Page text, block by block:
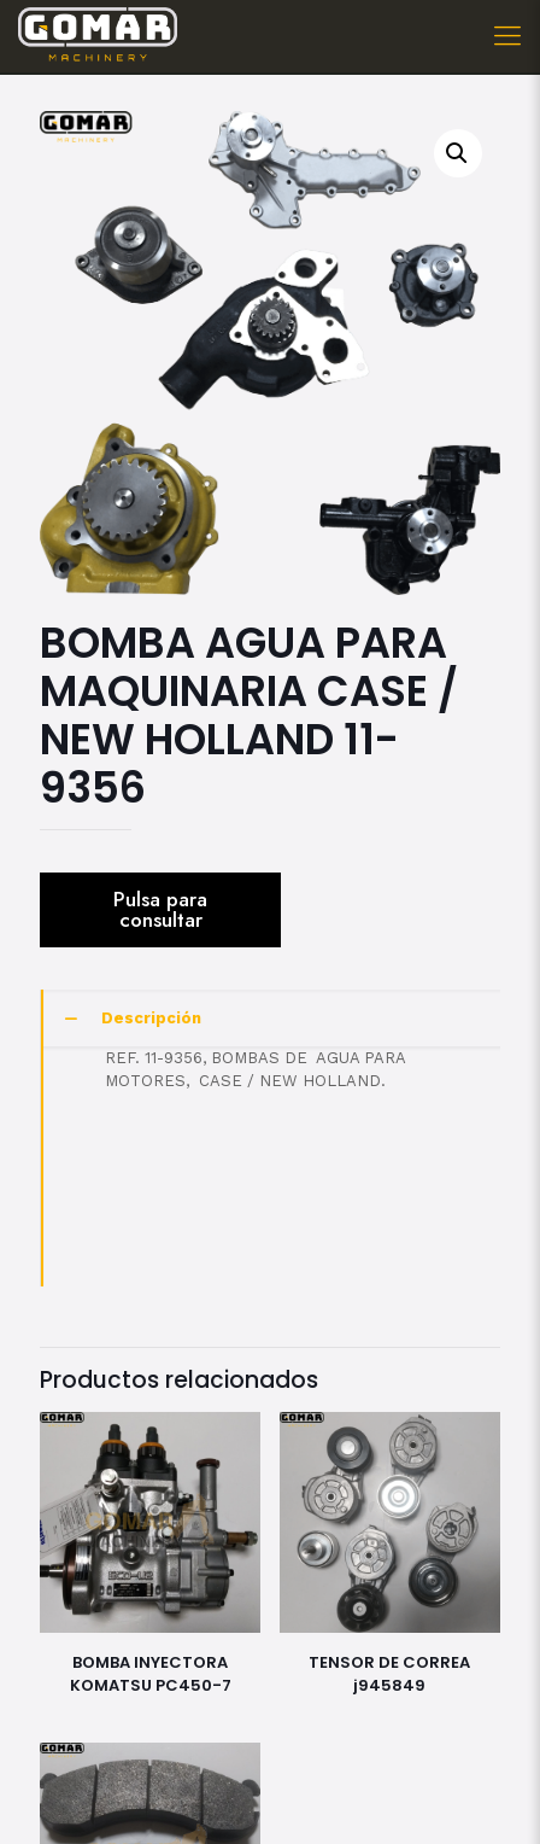
BOMBA AGUA PARA
MAQUINARIA CASE /
NEW HOLLAND 11-
9356
Descripción
REF. 11-9356, BOMBAS DE AGUA PARA
MOTORES, CASE / NEW HOLLAND.
Productos relacionados
BOMBA INYECTORA
KOMATSU PC450-7
TENSOR DE CORREA
j945849